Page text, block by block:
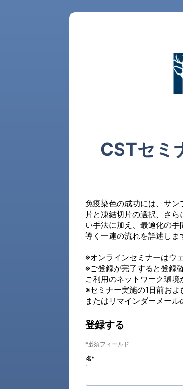
CSTセミ
免疫染色の成功には、サ
片と凍結切片の選択、さ
い手法に加え、最適化の
導く一連の流れを詳述しま
※オンラインセミナーはウ
※ご登録が完了すると登録
ご利用のネットワーク環境
※セミナー実施の1日前お
またはリマインダーメール
登録する
必須フィールド
名